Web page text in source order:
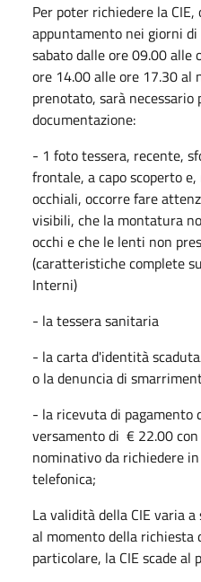
Per poter richiedere la
appuntamento nei giorni
sabato dalle ore 09.00 alle
ore 14.00 alle ore 17.30
prenotato, sarà
documentazione:
- 1 foto tessera, recente,
frontale, a capo scoperto
occhiali, occorre fare
visibili, che la montatura
occhi e che le lenti non
(caratteristiche complete
Interni)
- la tessera sanitaria
- la carta d'identità
o la denuncia di
- la ricevuta di pagamento
versamento di € 22.00
nominativo da richiedere
telefonica;
La validità della CIE varia
al momento della richiesta
particolare, la CIE scade al